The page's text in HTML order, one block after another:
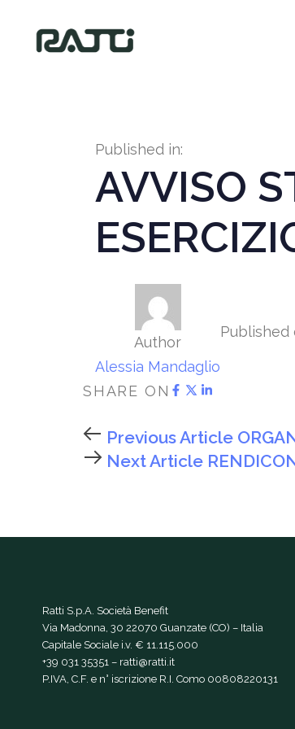
Published in:
AVVISO
Author
Alessia Mandaglio
Published
SHARE ON
Previous Article
Next Article
Ratti S.p.A. Società Benefit
Via Madonna, 30 22070 Guanzate (CO) – Italia
Capitale Sociale i.v. € 11.115.000
+39 031 35351 – ratti@ratti.it
P.IVA, C.F. e n° iscrizione R.I. Como 00808220131